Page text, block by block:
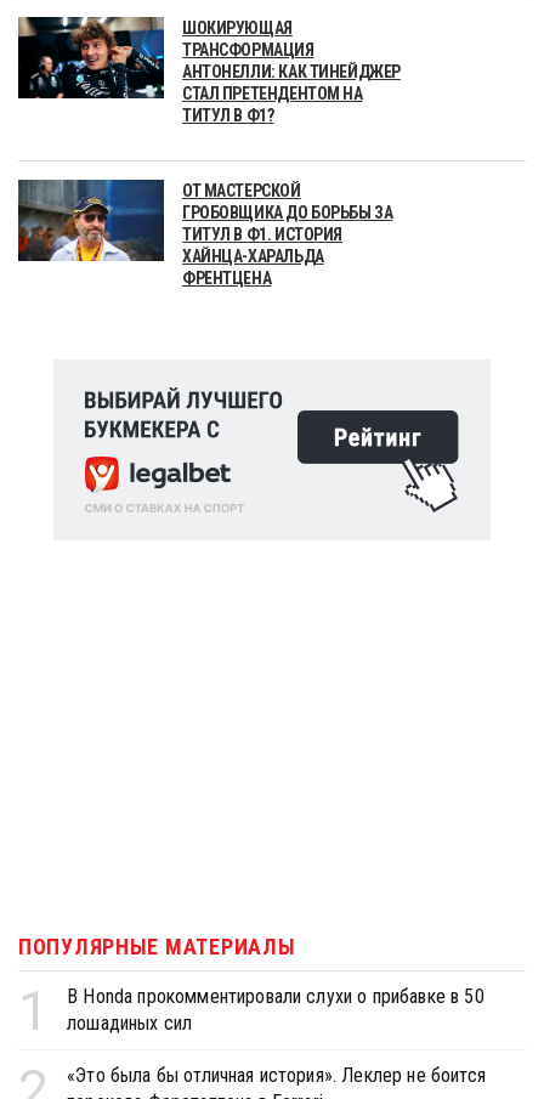
ШОКИРУЮЩАЯ
ТРАНСФОРМАЦИЯ
АНТОНЕЛЛИ: КАК ТИНЕЙДЖЕР
СТАЛ ПРЕТЕНДЕНТОМ НА
ТИТУЛ В Ф1?
ОТ МАСТЕРСКОЙ
ГРОБОВЩИКА ДО БОРЬБЫ ЗА
ТИТУЛ В Ф1. ИСТОРИЯ
ХАЙНЦА-ХАРАЛЬДА
ФРЕНТЦЕНА
ПОПУЛЯРНЫЕ МАТЕРИАЛЫ
1
В Honda прокомментировали слухи о прибавке в 50
лошадиных сил
«Это была бы отличная история». Леклер не боится